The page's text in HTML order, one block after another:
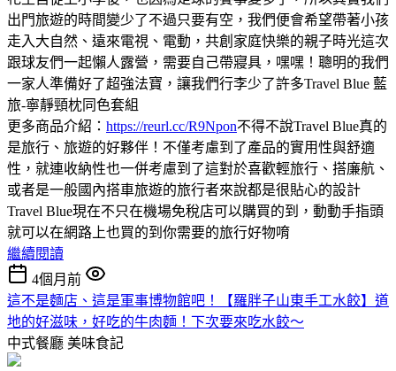
出門旅遊的時間變少了不過只要有空，我們便會希望帶著小孩
走入大自然、遠來電視、電動，共創家庭快樂的親子時光這次
跟球友們一起懶人露營，需要自己帶寢具，嘿嘿！聰明的我們
一家人準備好了超強法寶，讓我們行李少了許多Travel Blue 藍
旅-寧靜頸枕同色套組
更多商品介紹： https://reurl.cc/R9Npon不得不說Travel Blue真的
是旅行、旅遊的好夥伴！不僅考慮到了產品的實用性與舒適
性，就連收納性也一併考慮到了這對於喜歡輕旅行、搭廉航、
或者是一般國內搭車旅遊的旅行者來說都是很貼心的設計
Travel Blue現在不只在機場免稅店可以購買的到，動動手指頭
就可以在網路上也買的到你需要的旅行好物唷
繼續閱讀
4個月前
這不是麵店、這是軍事博物館吧！【羅胖子山東手工水餃】道
地的好滋味，好吃的牛肉麵！下次要來吃水餃～
中式餐廳 美味食記